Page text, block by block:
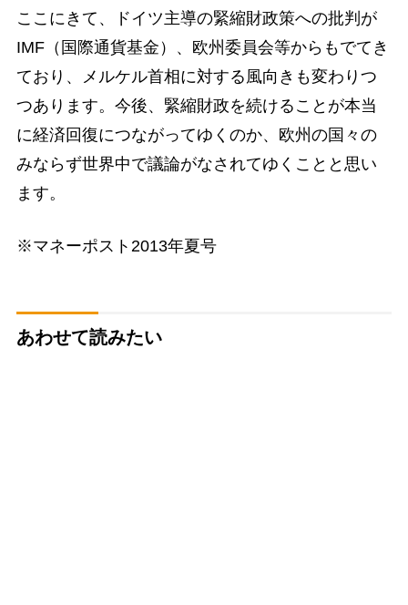
ここにきて、ドイツ主導の緊縮財政策への批判が
IMF（国際通貨基金）、欧州委員会等からもでてき
ており、メルケル首相に対する風向きも変わりつ
つあります。今後、緊縮財政を続けることが本当
に経済回復につながってゆくのか、欧州の国々の
みならず世界中で議論がなされてゆくことと思い
ます。
※マネーポスト2013年夏号
あわせて読みたい